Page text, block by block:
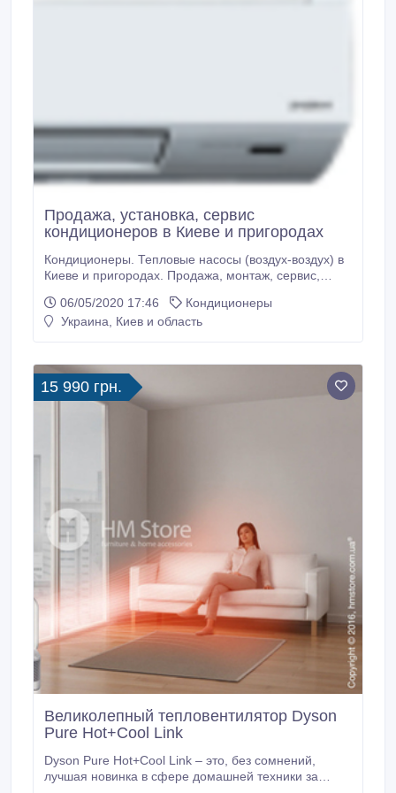
Продажа, установка, сервис
кондиционеров в Киеве и пригородах
Кондиционеры. Тепловые насосы (воздух-воздух) в
Киеве и пригородах. Продажа, монтаж, сервис,
подготовьтесь к жаре заранее, экономя на
электроэнергии - купите ТЕПЛОВОЙ НАСОС!!! Так
06/05/2020 17:46
Кондиционеры
Украина, Киев и область
15 990 грн.
Великолепный тепловентилятор Dyson
Pure Hot+Cool Link
Dyson Pure Hot+Cool Link – это, без сомнений,
лучшая новинка в сфере домашней техники за